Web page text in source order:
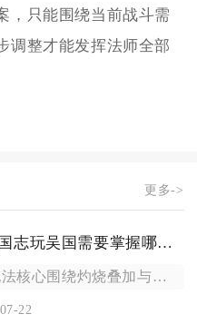
，只能围绕当前战斗需
调整才能发挥法师全部
更多->
少年三国志玩吴国需要掌握哪些技巧
吴国玩法核心围绕灼烧叠加与残血收割体系搭建，把握武将搭配、站...
22